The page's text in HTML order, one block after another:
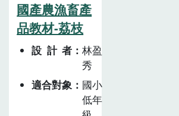
國產農漁畜產
品教材-荔枝
設計者
林盈
秀
適合對象
國小
低年